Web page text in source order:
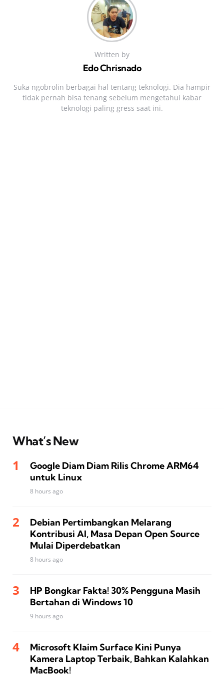
Written by
Edo Chrisnado
Suka ngobrolin berbagai hal tentang teknologi. Dia hampir
tidak pernah bisa tenang sebelum mengetahui kabar
teknologi paling gress saat ini.
What’s New
Google Diam Diam Rilis Chrome ARM64
untuk Linux
8 hours ago
Debian Pertimbangkan Melarang
Kontribusi AI, Masa Depan Open Source
Mulai Diperdebatkan
8 hours ago
HP Bongkar Fakta! 30% Pengguna Masih
Bertahan di Windows 10
9 hours ago
Microsoft Klaim Surface Kini Punya
Kamera Laptop Terbaik, Bahkan Kalahkan
MacBook!